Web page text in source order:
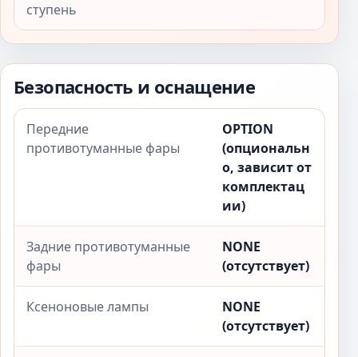
ступень
Безопасность и оснащение
Передние
противотуманные фары
OPTION
(опциональн
о, зависит от
комплектац
ии)
Задние противотуманные
фары
NONE
(отсутствует)
Ксеноновые лампы
NONE
(отсутствует)